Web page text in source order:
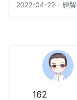
2022-04-22 题解
162